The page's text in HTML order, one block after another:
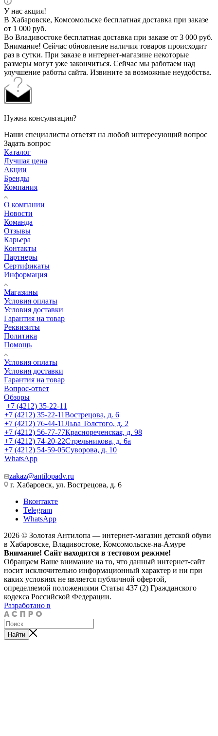
У нас акция!
В Хабаровске, Комсомольске бесплатная доставка при заказе
от 1 000 руб.
Во Владивостоке бесплатная доставка при заказе от 3 000 руб.
Внимание! Сейчас обновление наличия товаров происходит
раз в сутки. При заказе в интернет-магазине некоторые
размеры могут уже закончиться. Сейчас мы работаем над
улучшение работы сайта. Извините за возможные неудобства.
Нужна консультация?
Наши специалисты ответят на любой интересующий вопрос
Задать вопрос
Каталог
Лучшая цена
Акции
Бренды
Компания
О компании
Новости
Команда
Отзывы
Карьера
Контакты
Партнеры
Сертификаты
Информация
Магазины
Условия оплаты
Условия доставки
Гарантия на товар
Реквизиты
Политика
Помощь
Условия оплаты
Условия доставки
Гарантия на товар
Вопрос-ответ
Обзоры
+7 (4212) 35-22-11
+7 (4212) 35-22-11Вострецова, д. 6
+7 (4212) 76-44-11Льва Толстого, д. 2
+7 (4212) 56-77-77Краснореченская, д. 98
+7 (4212) 74-20-22Стрельникова, д. 6а
+7 (4212) 54-59-05Суворова, д. 10
WhatsApp
zakaz@antilopadv.ru
г. Хабаровск, ул. Вострецова, д. 6
Вконтакте
Telegram
WhatsApp
2026 © Золотая Антилопа — интернет-магазин детской обуви
в Хабаровске, Владивостоке, Комсомольске-на-Амуре
Внимание! Сайт находится в тестовом режиме!
Обращаем Ваше внимание на то, что данный интернет-сайт
носит исключительно информационный характер и ни при
каких условиях не является публичной офертой,
определяемой положениями Статьи 437 (2) Гражданского
кодекса Российской Федерации.
Разработано в
Найти